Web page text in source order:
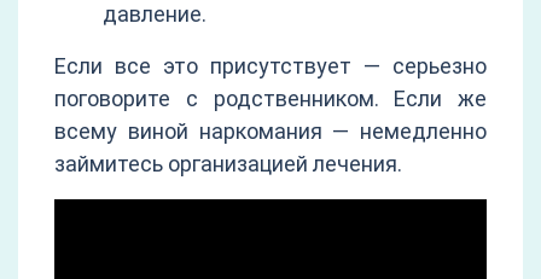
давление.
Если все это присутствует — серьезно
поговорите с родственником. Если же
всему виной наркомания — немедленно
займитесь организацией лечения.